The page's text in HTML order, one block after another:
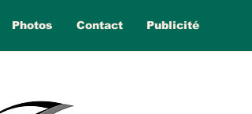
Photos Contact Publicité